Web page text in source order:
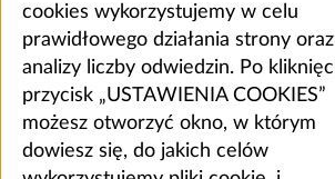
cookies wykorzystujemy w celu
prawidłowego działania strony oraz
analizy liczby odwiedzin. Po
przycisk „USTAWIENIA COOKIES”
możesz otworzyć okno, w którym
dowiesz się, do jakich celów